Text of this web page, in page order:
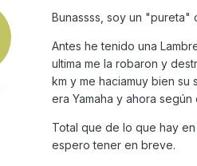
Bunassss, soy un
Antes he tenido una
ultima me la robaron y
km y me haciamuy bien
era Yamaha y ahora según
Total que de lo que hay
espero tener en breve.